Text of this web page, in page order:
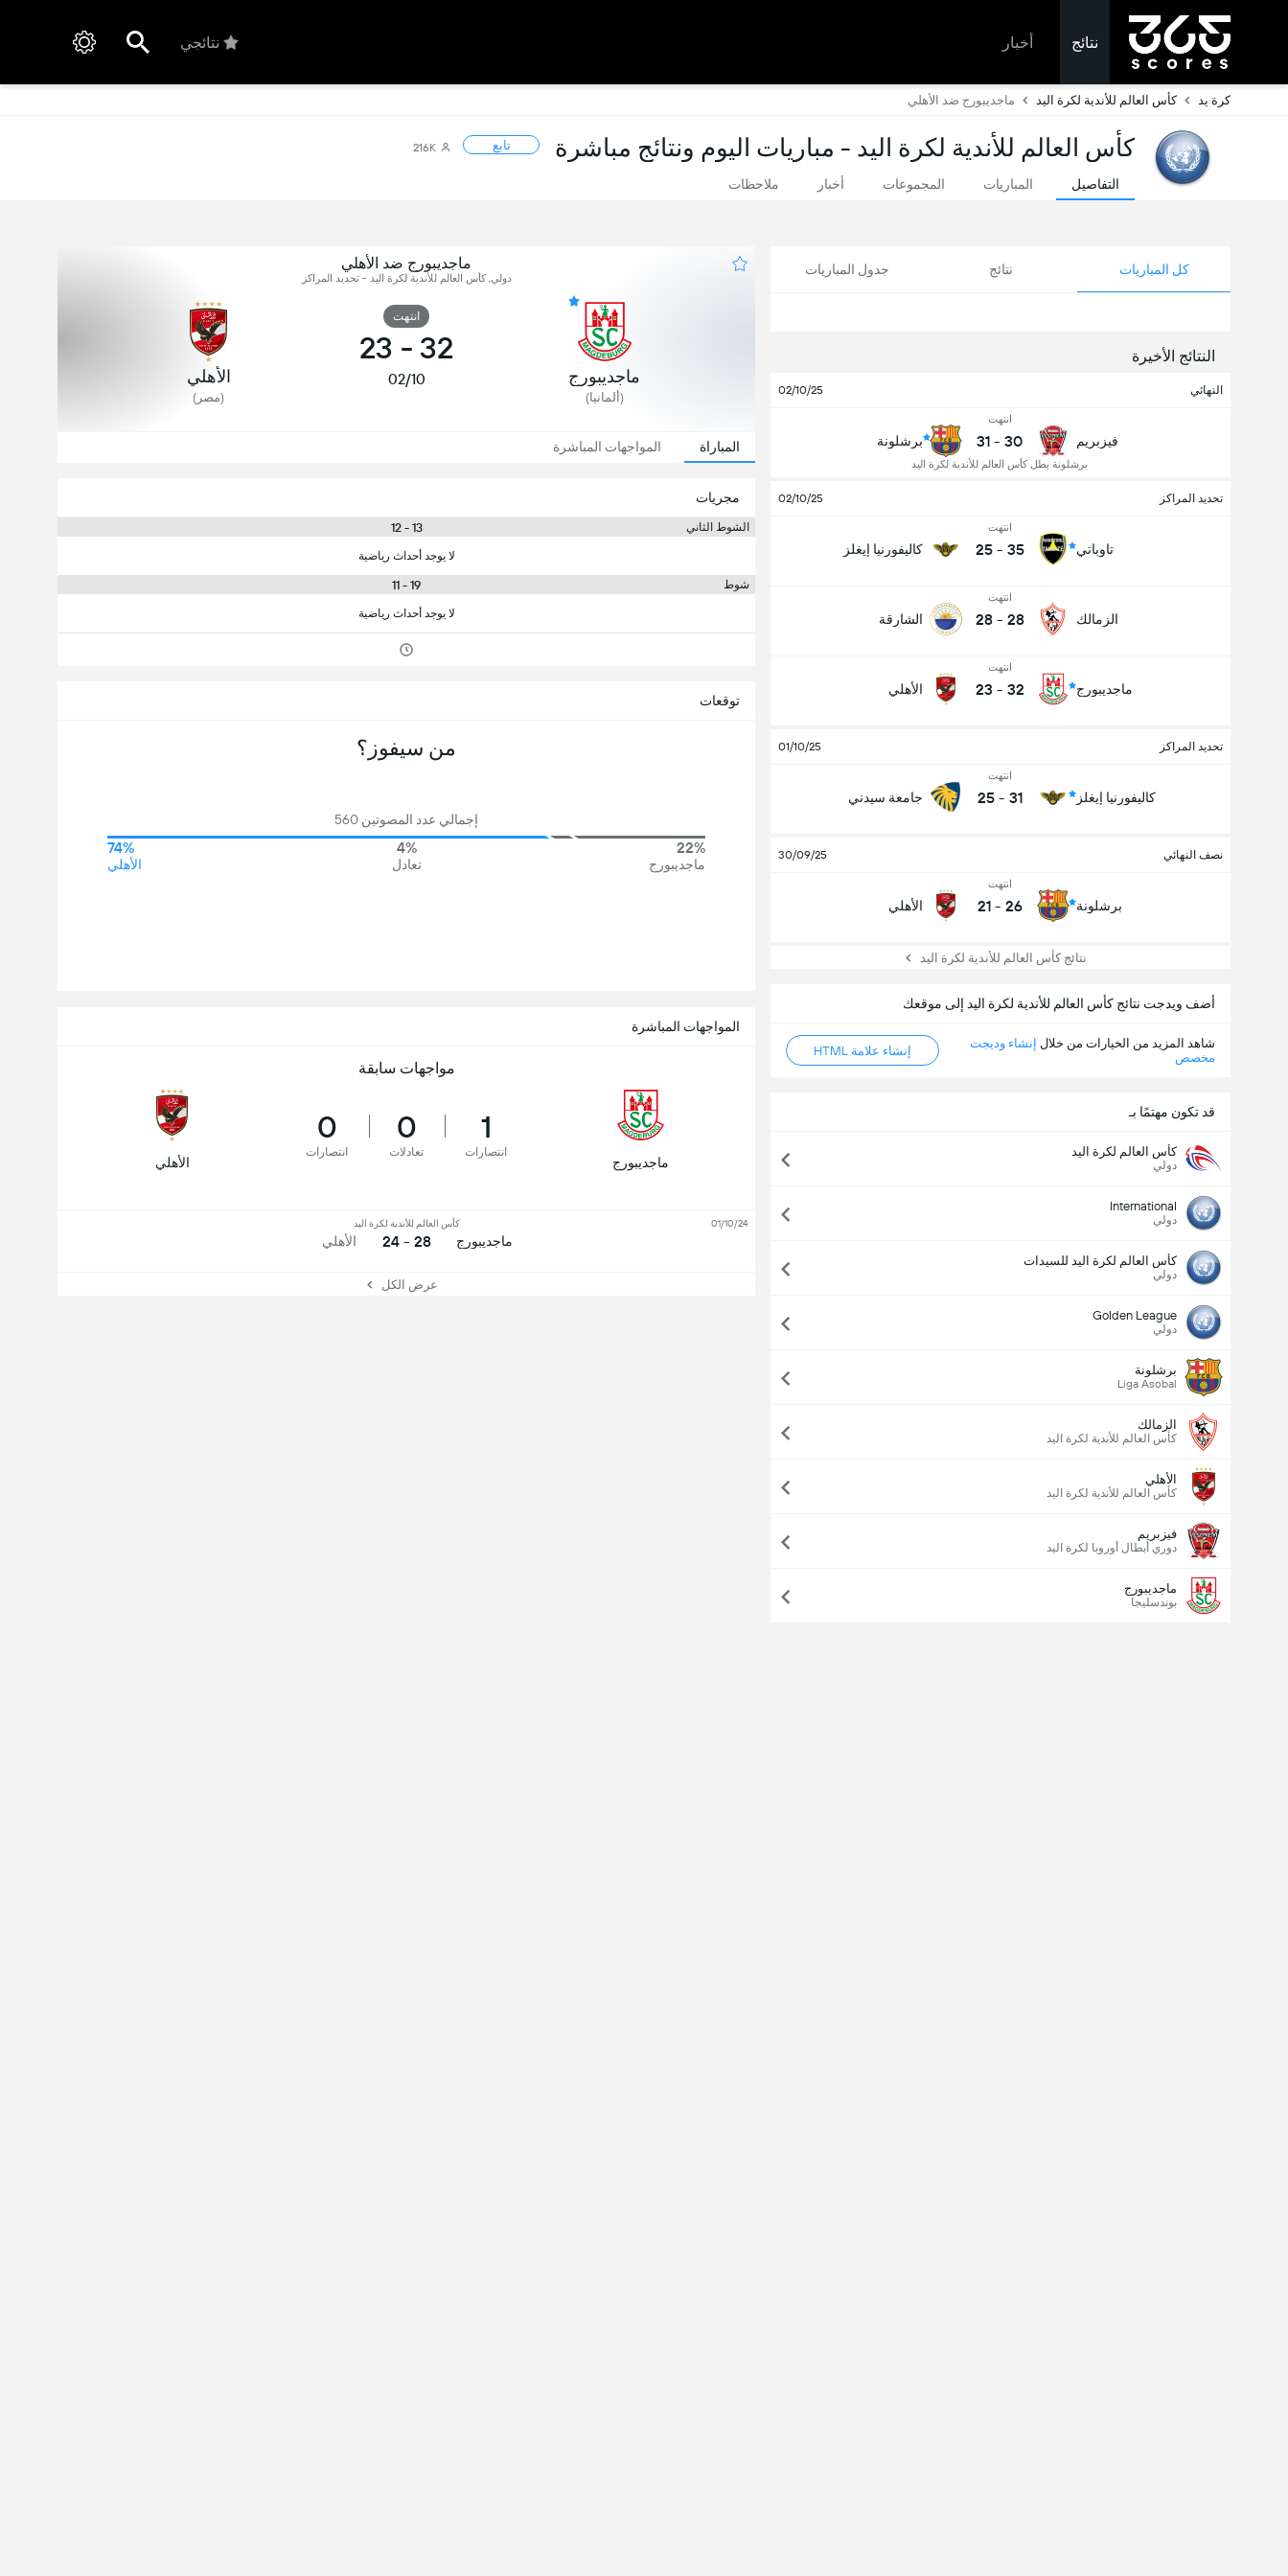
نتائج أخبار نتائجي
كرة يد كأس العالم للأندية لكرة اليد ماجديبورج ضد الأهلي
كأس العالم للأندية لكرة اليد - مباريات اليوم ونتائج مباشرة تابع 216K
التفاصيل المباريات المجموعات أخبار ملاحظات
كل المباريات نتائج جدول المباريات
النتائج الأخيرة
النهائي 02/10/25
فيزبريم
انتهت
30
-
31
برشلونة بطل كأس العالم للأندية لكرة اليد
برشلونة
تحديد المراكز 02/10/25
تاوباتي
انتهت
35
-
25 كاليفورنيا إيغلز
الزمالك
انتهت
28
-
28 الشارقة
ماجديبورج
انتهت
32
-
23 الأهلي
تحديد المراكز 01/10/25
كاليفورنيا إيغلز
انتهت
31
-
25 جامعة سيدني
نصف النهائي 30/09/25
برشلونة
انتهت
26
-
21 الأهلي
نتائج كأس العالم للأندية لكرة اليد
أضف ويدجت نتائج كأس العالم للأندية لكرة اليد إلى موقعك
شاهد المزيد من الخيارات من خلال إنشاء وديجت
مخصص
إنشاء علامة HTML
قد تكون مهتمًا بـ
كأس العالم لكرة اليد
دولي
International
دولي
كأس العالم لكرة اليد للسيدات
دولي
Golden League
دولي
برشلونة
Liga Asobal
الزمالك
كأس العالم للأندية لكرة اليد
الأهلي
كأس العالم للأندية لكرة اليد
فيزبريم
دوري أبطال أوروبا لكرة اليد
ماجديبورج
بوندسليجا
ماجديبورج ضد الأهلي
دولي, كأس العالم للأندية لكرة اليد - تحديد المراكز
ماجديبورج
(ألمانيا)
انتهت
32
-
23
02/10 الأهلي
(مصر)
المباراة المواجهات المباشرة
مجريات
الشوط الثاني 13 - 12
لا يوجد أحداث رياضية
شوط 19 - 11
لا يوجد أحداث رياضية
توقعات
من سيفوز؟
إجمالي عدد المصوتين 560
22%
ماجديبورج
4%
تعادل
74%
الأهلي
المواجهات المباشرة
مواجهات سابقة
ماجديبورج
1
انتصارات
0
تعادلات
0
انتصارات
الأهلي
ماجديبورج
كأس العالم للأندية لكرة اليد
28 - 24 الأهلي
01/10/24
عرض الكل